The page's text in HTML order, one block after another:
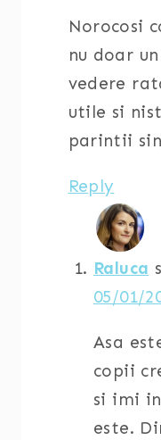
Norocosi
nu doar
vedere
utile si
parintii
Reply
Raluca
05/01/
Asa
copii
si imi
este.